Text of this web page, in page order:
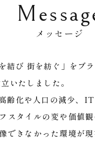
メッセージ
結び 街を紡ぐ」をブ
いたしました。
齢化や人口の減少、
スタイルの変や価値
できなかった環境が